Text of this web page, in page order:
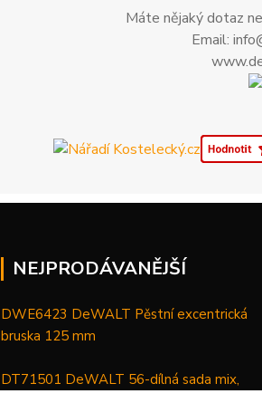
Máte nějaký dotaz
Email:
NEJPRODÁVANĚJŠÍ
DWE6423 DeWALT Pěstní excentrická
bruska 125 mm
DT71501 DeWALT 56-dílná sada mix,